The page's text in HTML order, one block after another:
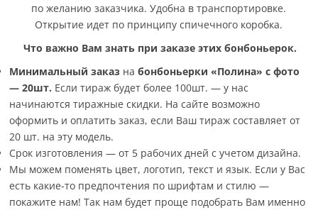
по желанию заказчика. Удобна в транспортировке.
Открытие идет по принципу спичечного коробка.
Что важно Вам знать при заказе этих бонбоньерок.
Минимальный заказ набонбоньерки «Полина» с фото
— 20шт. Если тираж будет более 100шт. — у нас
начинаются тиражные скидки. На сайте возможно
оформить и оплатить заказ, если Ваш тираж составляет от
20 шт. на эту модель.
Срок изготовления — от 5 рабочих дней с учетом дизайна.
Мы можем поменять цвет, логотип, текст и язык. Если у Вас
есть какие-то предпочтения по шрифтам и стилю —
покажите нам! Так нам будет проще подобрать Вам именно